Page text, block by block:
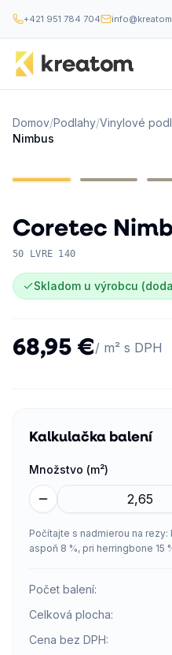
+421 951 784 704
Domov/Podlahy/Vinylové
Nimbus
Coretec
50 LVRE 140
Skladom u výrobcu
68,95 €/ m² s DPH
Kalkulačka balení
Množstvo (m²)
Počítajte s nadmierou na
aspoň 8 %, pri herringbone 15
Počet balení:
Celková plocha:
Cena bez DPH: